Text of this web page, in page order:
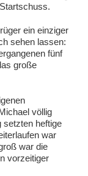
ein einziger
sehen lassen:
fünf
große
völlig
setzten heftige
war
war die
vorzeitiger